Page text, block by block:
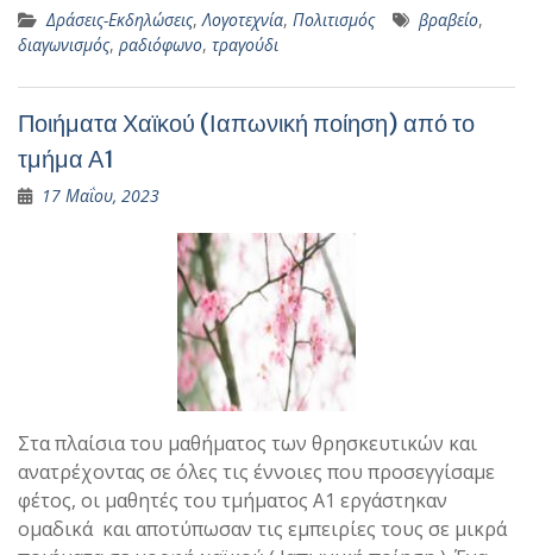
Δράσεις-Εκδηλώσεις,Λογοτεχνία, Πολιτισμός βραβείο,
διαγωνισμός, ραδιόφωνο, τραγούδι
Ποιήματα Χαϊκού (Ιαπωνική ποίηση) από το
τμήμα Α1
17 Μαΐου, 2023
Στα πλαίσια του μαθήματος των θρησκευτικών και
ανατρέχοντας σε όλες τις έννοιες που προσεγγίσαμε
φέτος, οι μαθητές του τμήματος Α1 εργάστηκαν
ομαδικά και αποτύπωσαν τις εμπειρίες τους σε μικρά